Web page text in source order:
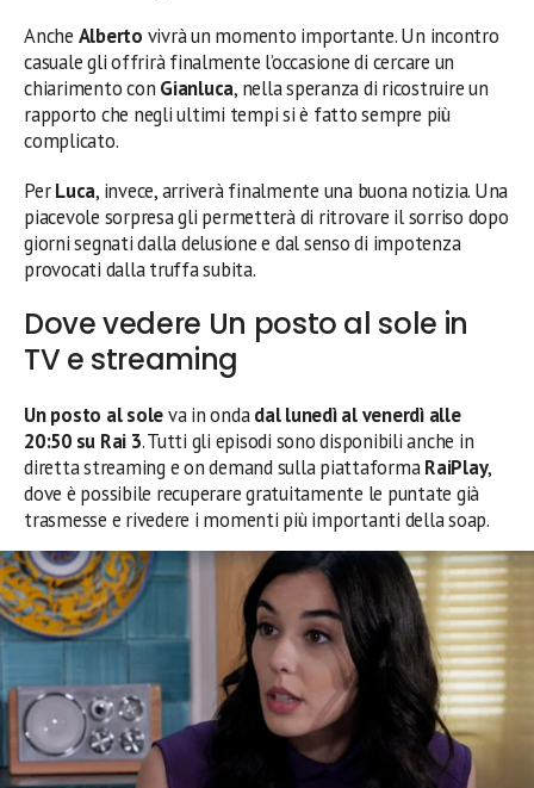
Anche Alberto vivrà un momento importante. Un incontro
casuale gli offrirà finalmente l’occasione di cercare un
chiarimento con Gianluca, nella speranza di ricostruire un
rapporto che negli ultimi tempi si è fatto sempre più
complicato.
PerLuca, invece, arriverà finalmente una buona notizia. Una
piacevole sorpresa gli permetterà di ritrovare il sorriso dopo
giorni segnati dalla delusione e dal senso di impotenza
provocati dalla truffa subita.
Dove vedere Un posto al sole in
TV e streaming
Un posto al soleva in ondadal lunedì al venerdì alle
20:50 su Rai 3. Tutti gli episodi sono disponibili anche in
diretta streaming e on demand sulla piattaformaRaiPlay,
dove è possibile recuperare gratuitamente le puntate già
trasmesse e rivedere i momenti più importanti della soap.